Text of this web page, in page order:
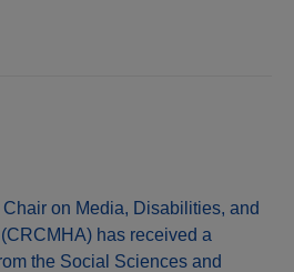
on Media, Disabilities, and
has received a
the Social Sciences and